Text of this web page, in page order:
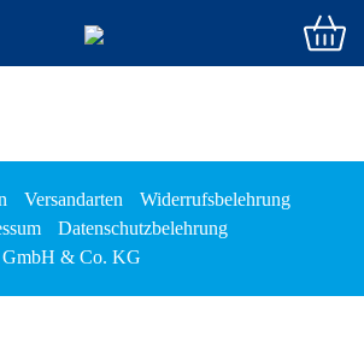
Versandarten
Widerrufsbelehrung
Datenschutzbelehrung
& Co. KG